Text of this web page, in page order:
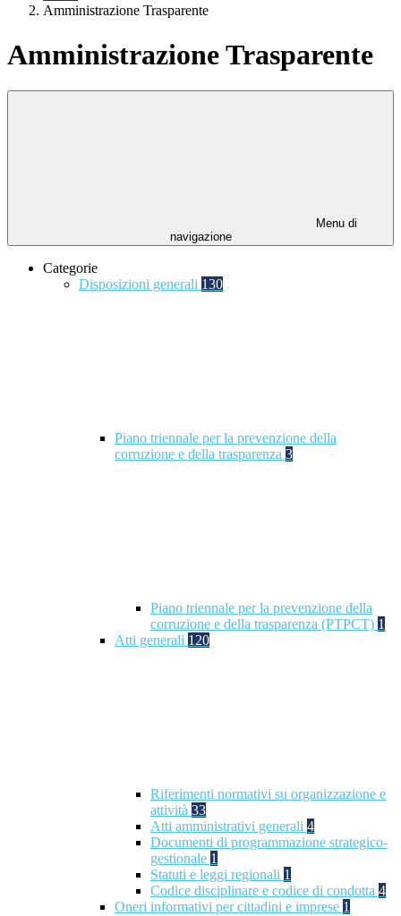
Amministrazione Trasparente
Amministrazione Trasparente
Menu di
navigazione
Categorie
Disposizioni generali 130
Piano triennale per la prevenzione della
corruzione e della trasparenza 3
Piano triennale per la prevenzione della
corruzione e della trasparenza (PTPCT) 1
Atti generali 120
Riferimenti normativi su organizzazione e
attività 33
Atti amministrativi generali 4
Documenti di programmazione strategico-
gestionale 1
Statuti e leggi regionali 1
Codice disciplinare e codice di condotta 4
Oneri informativi per cittadini e imprese 1